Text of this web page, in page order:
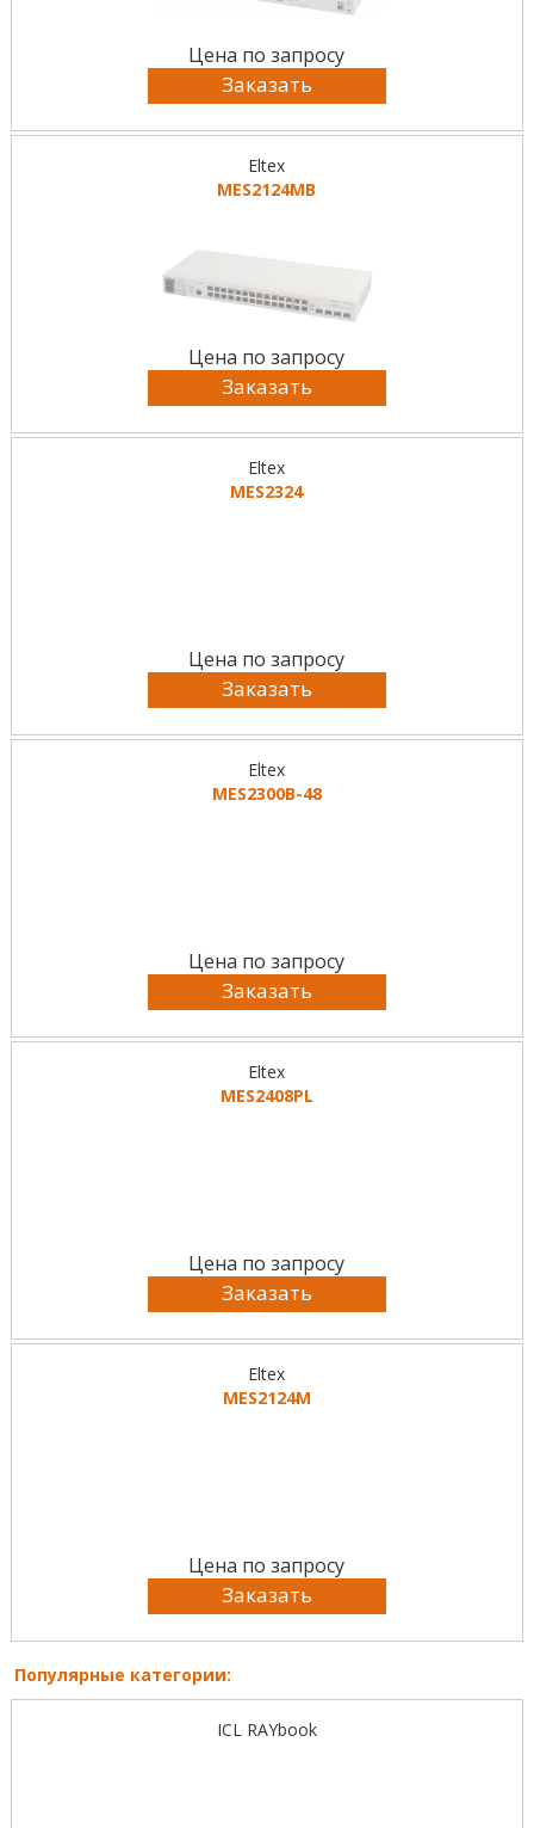
Цена по запросу
Заказать
Eltex
MES2124МB
Цена по запросу
Заказать
Eltex
MES2324
Цена по запросу
Заказать
Eltex
MES2300B-48
Цена по запросу
Заказать
Eltex
MES2408PL
Цена по запросу
Заказать
Eltex
MES2124M
Цена по запросу
Заказать
Популярные категории:
ICL RAYbook